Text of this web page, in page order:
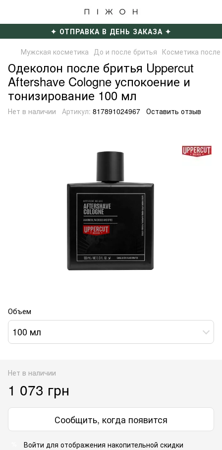
✦ ОТПРАВКА В ДЕНЬ ЗАКАЗА ✦
Мужская косметика До и после бритья Косметика
Одеколон после бритья Uppercut
Aftershave Cologne успокоение и
тонизирование 100 мл
Нет в наличии Артикул: 817891024967 Оставить отзыв
Объем
100 мл
Нет в наличии
1 073 грн
Сообщить, когда появится
Войти для отображения накопительной скидки